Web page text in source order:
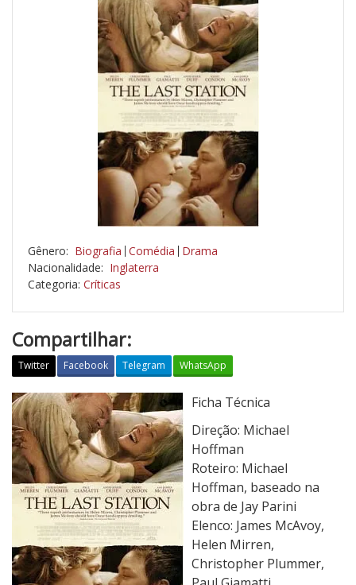
Gênero: Biografia Comédia Drama
Nacionalidade: Inglaterra
Categoria: Críticas
Compartilhar:
Twitter Facebook Telegram WhatsApp
A
Ú
l
t
i
m
s
t
Ficha Técnica
Direção: Michael
Hoffman
Roteiro: Michael
Hoffman, baseado na
obra de Jay Parini
Elenco: James McAvoy,
Helen Mirren,
Christopher Plummer,